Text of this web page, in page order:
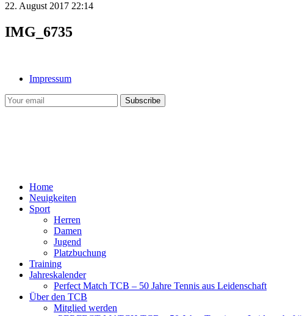
22. August 2017 22:14
IMG_6735
Impressum
Home
Neuigkeiten
Sport
Herren
Damen
Jugend
Platzbuchung
Training
Jahreskalender
Perfect Match TCB – 50 Jahre Tennis aus Leidenschaft
Über den TCB
Mitglied werden